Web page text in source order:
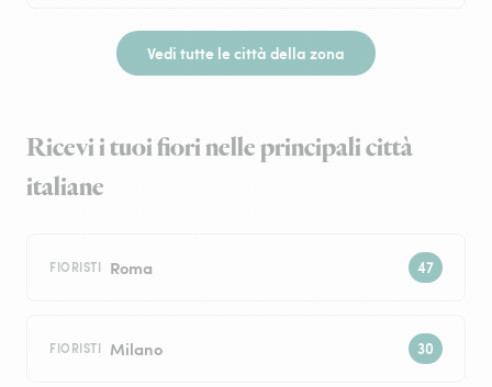
Vedi tutte le città della zona
Ricevi i tuoi fiori nelle principali città
italiane
FIORISTI Roma
FIORISTI Milano